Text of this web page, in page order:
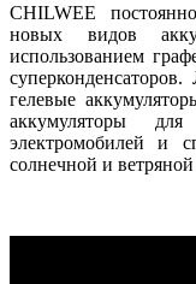
CHILWEE
новых видов
использованием
гелевые
аккумуляторы для
электромобилей и
солнечной и